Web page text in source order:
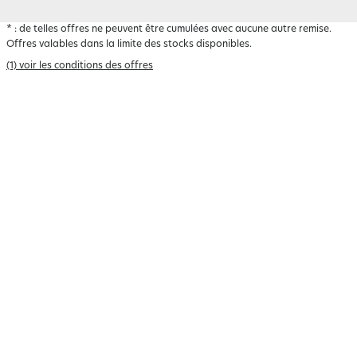
* : de telles offres ne peuvent être cumulées avec aucune autre remise.
Offres valables dans la limite des stocks disponibles.
(1) voir les conditions des offres